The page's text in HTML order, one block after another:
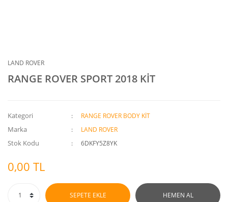
LAND ROVER
RANGE ROVER SPORT 2018 KİT
Kategori RANGE ROVER BODY KİT
Marka LAND ROVER
Stok Kodu 6DKFY5Z8YK
0,00 TL
SEPETE EKLE HEMEN AL